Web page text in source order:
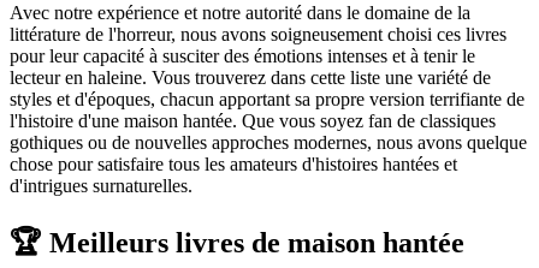
Avec notre expérience et notre autorité dans le domaine de la
littérature de l'horreur, nous avons soigneusement choisi ces livres
pour leur capacité à susciter des émotions intenses et à tenir le
lecteur en haleine. Vous trouverez dans cette liste une variété de
styles et d'époques, chacun apportant sa propre version terrifiante de
l'histoire d'une maison hantée. Que vous soyez fan de classiques
gothiques ou de nouvelles approches modernes, nous avons quelque
chose pour satisfaire tous les amateurs d'histoires hantées et
d'intrigues surnaturelles.
🏆 Meilleurs livres de maison hantée